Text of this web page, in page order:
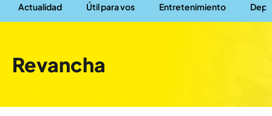
Actualidad Útil para vos Entretenimiento
Revancha